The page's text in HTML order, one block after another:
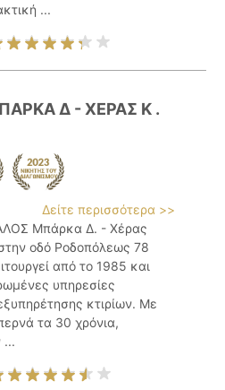
...
Δ - ΧΕΡΑΣ Κ .
Δείτε περισσότερα >>
Μπάρκα Δ. - Χέρας
οδό Ροδοπόλεως 78
από το 1985 και
υπηρεσίες
κτιρίων. Με
τα 30 χρόνια,
...